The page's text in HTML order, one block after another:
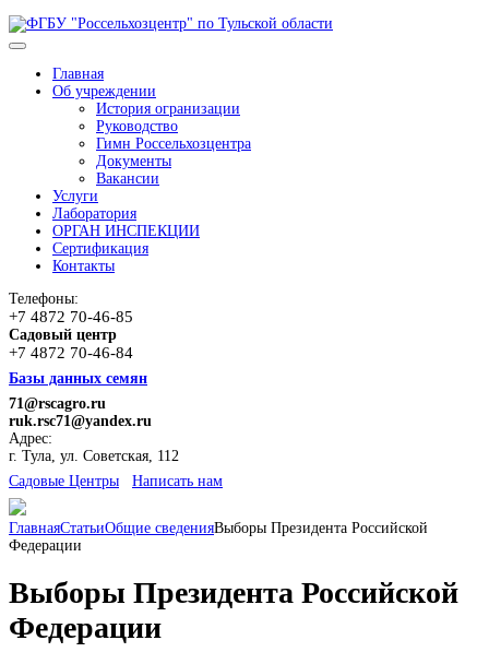
Главная
Об учреждении
История огранизации
Руководство
Гимн Россельхозцентра
Документы
Вакансии
Услуги
Лаборатория
ОРГАН ИНСПЕКЦИИ
Сертификация
Контакты
Телефоны:
+7 4872 70-46-85
Садовый центр
+7 4872 70-46-84
Базы данных семян
71@rscagro.ru
ruk.rsc71@yandex.ru
Адрес:
г. Тула, ул. Советская, 112
Cадовые Центры
Написать нам
ГлавнаяСтатьиОбщие сведенияВыборы Президента Российской
Федерации
Выборы Президента Российской
Федерации